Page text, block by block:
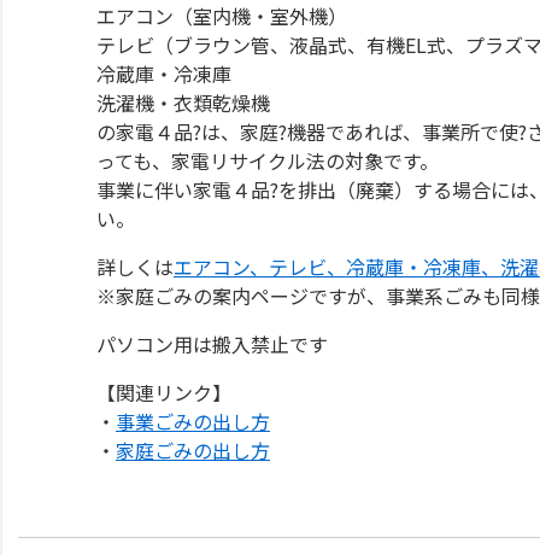
エアコン（室内機・室外機）
テレビ（ブラウン管、液晶式、有機EL式、プラ
冷蔵庫・冷凍庫
洗濯機・衣類乾燥機
の家電４品?は、家庭?機器であれば、事業所で使
っても、家電リサイクル法の対象です。
事業に伴い家電４品?を排出（廃棄）する場合に
い。
詳しくはエアコン、テレビ、冷蔵庫・冷凍庫、洗
※家庭ごみの案内ページですが、事業系ごみも同
パソコン用は搬入禁止です
【関連リンク】
・ 事業ごみの出し方
・ 家庭ごみの出し方